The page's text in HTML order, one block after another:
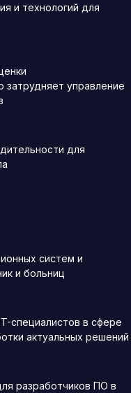
и технологий для
затрудняет управление
для
систем и
и больниц
специалистов в сфере
актуальных решений
разработчиков ПО в